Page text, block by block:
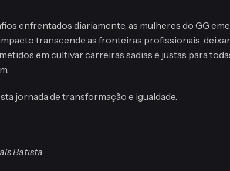
enfrentados diariamente, as mulheres do GG
transcende as fronteiras profissionais,
em cultivar carreiras sadias e justas para
jornada de transformação e igualdade.
Batista